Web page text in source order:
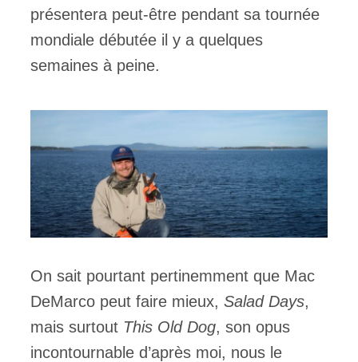
présentera peut-être pendant sa tournée
mondiale débutée il y a quelques
semaines à peine.
On sait pourtant pertinemment que Mac
DeMarco peut faire mieux, Salad Days,
mais surtout This Old Dog, son opus
incontournable d’après moi, nous le